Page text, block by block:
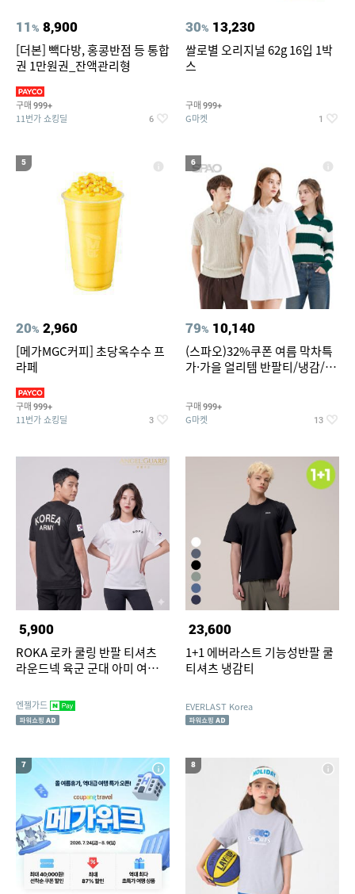
11% 8,900
[더본] 빽다방, 홍콩반점 등 통합
권 1만원권_잔액관리형
구매 999+
11번가 쇼킹딜 6
30% 13,230
쌀로별 오리지널 62g 16입 1박
스
구매 999+
G마켓 1
5
20% 2,960
[메가MGC커피] 초당옥수수 프
라페
구매 999+
11번가 쇼킹딜 3
6
79% 10,140
(스파오)32%쿠폰 여름 막차특
가·가을 얼리템 반팔티/냉감/반
건 외 ~74%OFF
구매 999+
G마켓 13
5,900
ROKA 로카 쿨링 반팔 티셔츠
라운드넥 육군 군대 아미 여름냉
엔젤가드
23,600
1+1 에버라스트 기능성반팔 쿨
티셔츠 냉감티
EVERLAST Korea
7 8